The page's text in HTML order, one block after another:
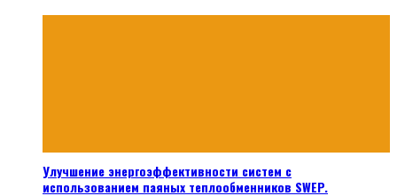
Улучшение энергоэффективности систем с
использованием паяных теплообменников SWEP.